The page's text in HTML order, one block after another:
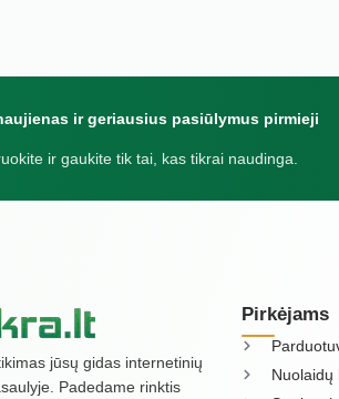
ir geriausius pasiūlymus pirmieji
ir gaukite tik tai, kas tikrai naudinga.
jūsų gidas internetinių
Padedame rinktis
Pirkėjams
Nuolaidų